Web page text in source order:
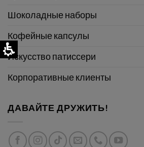
Шоколадные наборы
Кофейные капсулы
Искусство патиссери
Корпоративные клиенты
ДАВАЙТЕ ДРУЖИТЬ!